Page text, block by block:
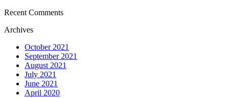
Recent Comments
Archives
October 2021
September 2021
August 2021
July 2021
June 2021
April 2020